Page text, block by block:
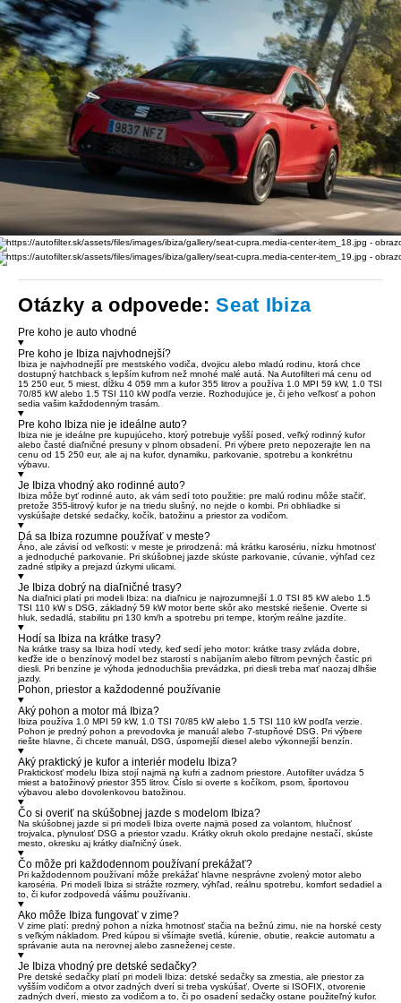
Otázky a odpovede:Seat Ibiza
Pre koho je auto vhodné
Pre koho je Ibiza najvhodnejší?
Ibiza je najvhodnejší pre mestského vodiča, dvojicu alebo mladú rodinu, ktorá chce
dostupný hatchback s lepším kufrom než mnohé malé autá. Na Autofilteri má cenu od
15 250 eur, 5 miest, dĺžku 4 059 mm a kufor 355 litrov a používa 1.0 MPI 59 kW, 1.0 TSI
70/85 kW alebo 1.5 TSI 110 kW podľa verzie. Rozhodujúce je, či jeho veľkosť a pohon
sedia vašim každodenným trasám.
Pre koho Ibiza nie je ideálne auto?
Ibiza nie je ideálne pre kupujúceho, ktorý potrebuje vyšší posed, veľký rodinný kufor
alebo časté diaľničné presuny v plnom obsadení. Pri výbere preto nepozerajte len na
cenu od 15 250 eur, ale aj na kufor, dynamiku, parkovanie, spotrebu a konkrétnu
výbavu.
Je Ibiza vhodný ako rodinné auto?
Ibiza môže byť rodinné auto, ak vám sedí toto použitie: pre malú rodinu môže stačiť,
pretože 355-litrový kufor je na triedu slušný, no nejde o kombi. Pri obhliadke si
vyskúšajte detské sedačky, kočík, batožinu a priestor za vodičom.
Dá sa Ibiza rozumne používať v meste?
Áno, ale závisí od veľkosti: v meste je prirodzená: má krátku karosériu, nízku hmotnosť
a jednoduché parkovanie. Pri skúšobnej jazde skúste parkovanie, cúvanie, výhľad cez
zadné stĺpiky a prejazd úzkymi ulicami.
Je Ibiza dobrý na diaľničné trasy?
Na diaľnici platí pri modeli Ibiza: na diaľnicu je najrozumnejší 1.0 TSI 85 kW alebo 1.5
TSI 110 kW s DSG, základný 59 kW motor berte skôr ako mestské riešenie. Overte si
hluk, sedadlá, stabilitu pri 130 km/h a spotrebu pri tempe, ktorým reálne jazdíte.
Hodí sa Ibiza na krátke trasy?
Na krátke trasy sa Ibiza hodí vtedy, keď sedí jeho motor: krátke trasy zvláda dobre,
keďže ide o benzínový model bez starostí s nabíjaním alebo filtrom pevných častíc pri
diesli. Pri benzíne je výhoda jednoduchšia prevádzka, pri diesli treba mať naozaj dlhšie
jazdy.
Pohon, priestor a každodenné používanie
Aký pohon a motor má Ibiza?
Ibiza používa 1.0 MPI 59 kW, 1.0 TSI 70/85 kW alebo 1.5 TSI 110 kW podľa verzie.
Pohon je predný pohon a prevodovka je manuál alebo 7-stupňové DSG. Pri výbere
riešte hlavne, či chcete manuál, DSG, úspornejší diesel alebo výkonnejší benzín.
Aký praktický je kufor a interiér modelu Ibiza?
Praktickosť modelu Ibiza stojí najmä na kufri a zadnom priestore. Autofilter uvádza 5
miest a batožinový priestor 355 litrov. Číslo si overte s kočíkom, psom, športovou
výbavou alebo dovolenkovou batožinou.
Čo si overiť na skúšobnej jazde s modelom Ibiza?
Na skúšobnej jazde si pri modeli Ibiza overte najmä posed za volantom, hlučnosť
trojvalca, plynulosť DSG a priestor vzadu. Krátky okruh okolo predajne nestačí, skúste
mesto, okresku aj krátky diaľničný úsek.
Čo môže pri každodennom používaní prekážať?
Pri každodennom používaní môže prekážať hlavne nesprávne zvolený motor alebo
karoséria. Pri modeli Ibiza si strážte rozmery, výhľad, reálnu spotrebu, komfort sedadiel a
to, či kufor zodpovedá vášmu používaniu.
Ako môže Ibiza fungovať v zime?
V zime platí: predný pohon a nízka hmotnosť stačia na bežnú zimu, nie na horské cesty
s veľkým nákladom. Pred kúpou si všímajte svetlá, kúrenie, obutie, reakcie automatu a
správanie auta na nerovnej alebo zasneženej ceste.
Je Ibiza vhodný pre detské sedačky?
Pre detské sedačky platí pri modeli Ibiza: detské sedačky sa zmestia, ale priestor za
vyšším vodičom a otvor zadných dverí si treba vyskúšať. Overte si ISOFIX, otvorenie
zadných dverí, miesto za vodičom a to, či po osadení sedačky ostane použiteľný kufor.